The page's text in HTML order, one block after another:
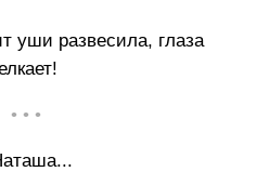
уши развесила, глаза
• • •